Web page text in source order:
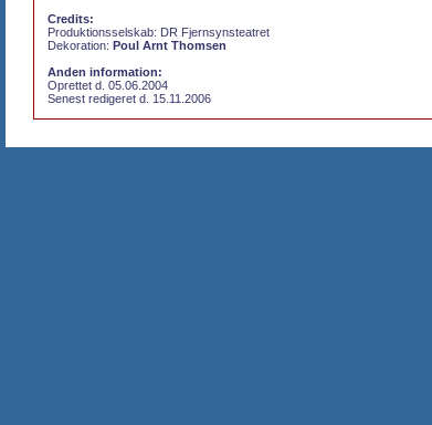
Credits:
Produktionsselskab: DR Fjernsynsteatret
Dekoration: Poul Arnt Thomsen
Anden information:
Oprettet d. 05.06.2004
Senest redigeret d. 15.11.2006